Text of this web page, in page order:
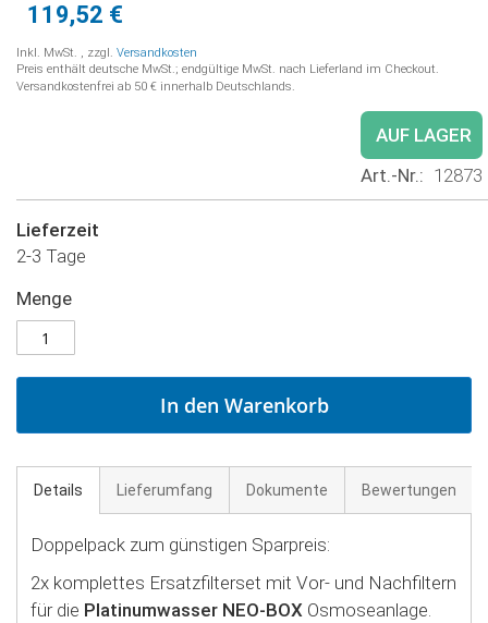
119,52 €
Inkl. MwSt. , zzgl. Versandkosten
Preis enthält deutsche MwSt.; endgültige MwSt. nach Lieferland im Checkout.
Versandkostenfrei ab 50 € innerhalb Deutschlands.
AUF LAGER
Art.-Nr.
12873
Lieferzeit
2-3 Tage
Menge
In den Warenkorb
Details Lieferumfang Dokumente Bewertungen
Doppelpack zum günstigen Sparpreis:
2x komplettes Ersatzfilterset mit Vor- und Nachfiltern
für die Platinumwasser NEO-BOX Osmoseanlage.